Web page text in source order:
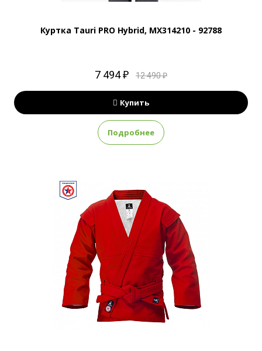
Куртка Tauri PRO Hybrid, MX314210 - 92788
7 494 ₽ 12 490 ₽
Купить
Подробнее